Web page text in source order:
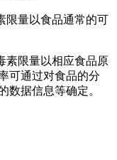
限量以食品通常的可
素限量以相应食品原
可通过对食品的分
数据信息等确定。